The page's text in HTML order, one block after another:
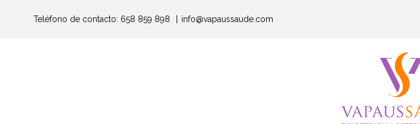
Teléfono de contacto: 658 859 898 | info@vapaussaude.com